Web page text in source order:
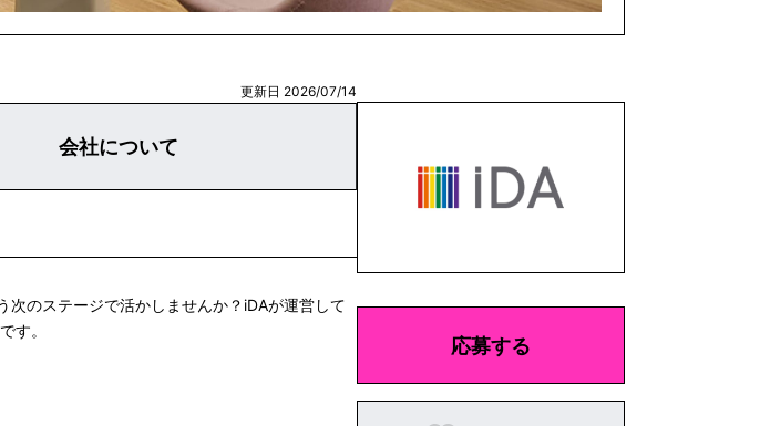
更新日 2026/07/14
会社について
のステージで活かしませんか？iDAが運営して
す。
応募する